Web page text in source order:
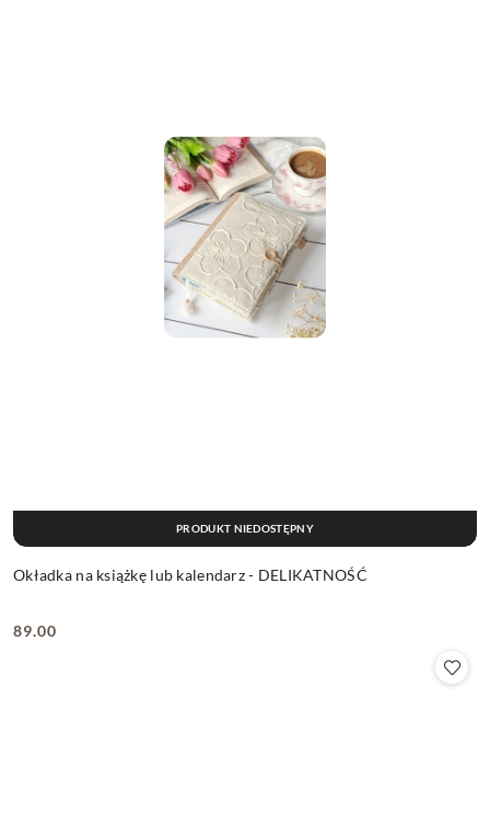
Okładka na książkę lub kalendarz - DELIKATNOŚĆ
Cena:
89.00
PRODUKT NIEDOSTĘPNY